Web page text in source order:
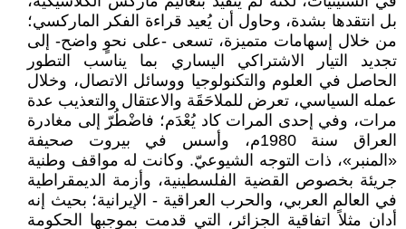
بل انتقدها بشدة، وحاول أن يُعيد قراءة الفكر الماركسي؛
من خلال إسهامات متميزة، تسعى -على نحوٍ واضح- إلى
تجديد التيار الاشتراكي اليساري بما يناسب التطور
الحاصل في العلوم والتكنولوجيا ووسائل الاتصال، وخلال
عمله السياسي، تعرض للملاحَقَة والاعتقال والتعذيب عدة
مرات، وفي إحدى المرات كاد يُعْدَم؛ فاضْطُرّ إلى مغادرة
العراق سنة 1980م، وأسس في بيروت صحيفة
«المنبر»، ذات التوجه الشيوعيّ. وكانت له مواقف وطنية
جريئة بخصوص القضية الفلسطينية، وأزمة الديمقراطية
في العالم العربي، والحرب العراقية - الإيرانية؛ بحيث إنه
أدان مثلاً اتفاقية الجزائر، التي قدمت بموجبها الحكومة